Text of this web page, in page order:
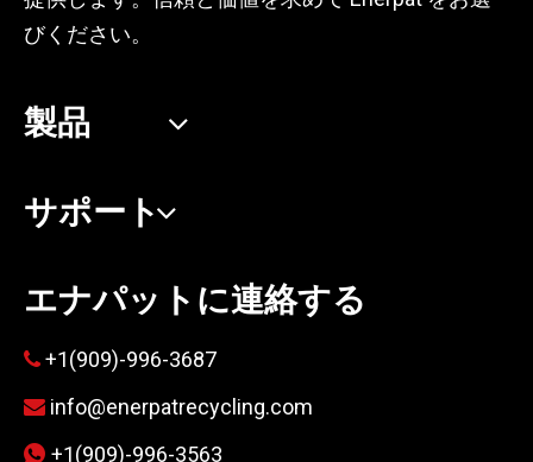
びください。
製品
サポート
エナパットに連絡する
 +1(909)-996-3687
 info@enerpatrecycling.com
 +1(909)-996-3563